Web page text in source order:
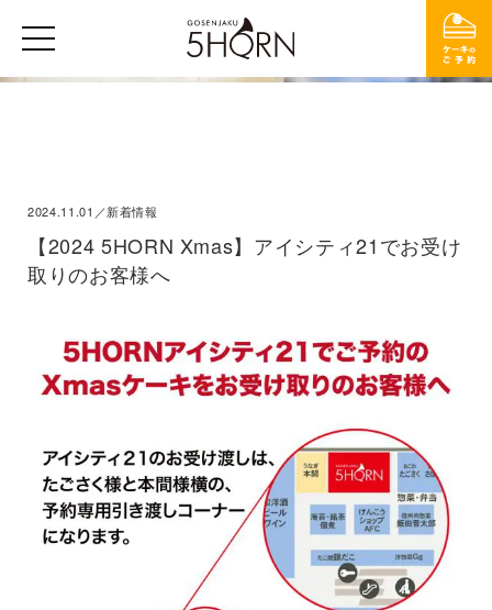
2024.11.01／新着情報
【2024 5HORN Xmas】アイシティ21でお受け
取りのお客様へ